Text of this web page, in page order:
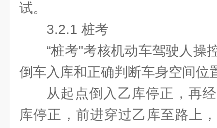
试。
3.2.1 桩考
“桩考"考核机动车驾驶人操
倒车入库和正确判断车身空间位
从起点倒入乙库停正，再
库停正，前进穿过乙库至路上